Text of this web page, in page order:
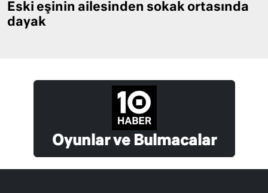
Eski eşinin ailesinden sokak ortasında
dayak
Oyunlar ve Bulmacalar